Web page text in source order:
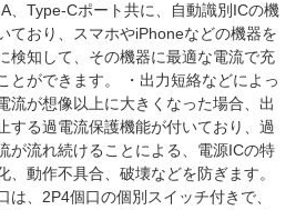
A、Type-Cポート共に、自動識別ICの機
ており、スマホやiPhoneなどの機器を
検知して、その機器に最適な電流で充
とができます。 ・出力短絡などによっ
流が想像以上に大きくなった場合、出
する過電流保護機能が付いており、過
が流れ続けることによる、電源ICの特
、動作不具合、破壊などを防ぎます。
は、2P4個口の個別スイッチ付きで、